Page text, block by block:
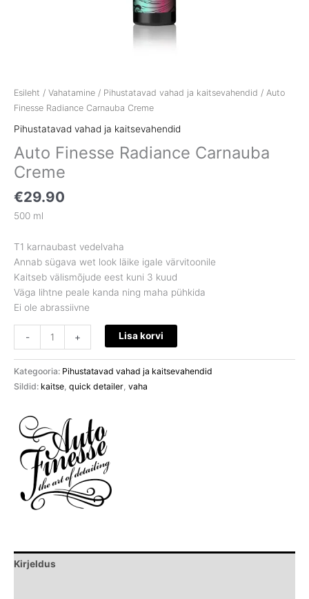
Esileht / Vahatamine / Pihustatavad vahad ja kaitsevahendid / Auto
Finesse Radiance Carnauba Creme
Pihustatavad vahad ja kaitsevahendid
Auto Finesse Radiance Carnauba
Creme
€29.90
500 ml
T1 karnaubast vedelvaha
Annab sügava wet look läike igale värvitoonile
Kaitseb välismõjude eest kuni 3 kuud
Väga lihtne peale kanda ning maha pühkida
Ei ole abrassiivne
- + Lisa korvi
Kategooria: Pihustatavad vahad ja kaitsevahendid
Sildid: kaitse quick detailer vaha
Kirjeldus